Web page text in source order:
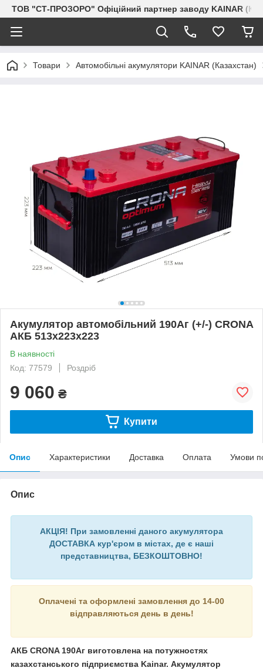
ТОВ "СТ-ПРОЗОРО" Офіційний партнер заводу KAINAR
Товари Автомобільні акумулятори KAINAR (Казахстан)
Акумулятор автомобільний 190Аг (+/-) CRONA
АКБ 513x223x223
В наявності
Код: 77579
Роздріб
9 060 ₴
Купити
Опис Характеристики Доставка Оплата Умови
Опис
АКЦІЯ! При замовленні даного акумулятора
ДОСТАВКА кур'єром в містах, де є наші
представництва, БЕЗКОШТОВНО!
Оплачені та оформлені замовлення до 14-00
відправляються день в день!
АКБ CRONA 190Аг виготовлена на потужностях
казахстанського підприємства Kainar. Акумулятор